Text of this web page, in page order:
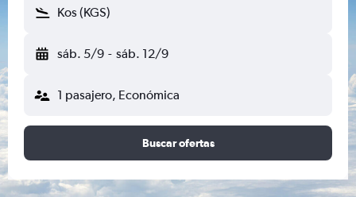
Kos (KGS)
sáb. 5/9 - sáb. 12/9
1 pasajero, Económica
Buscar ofertas